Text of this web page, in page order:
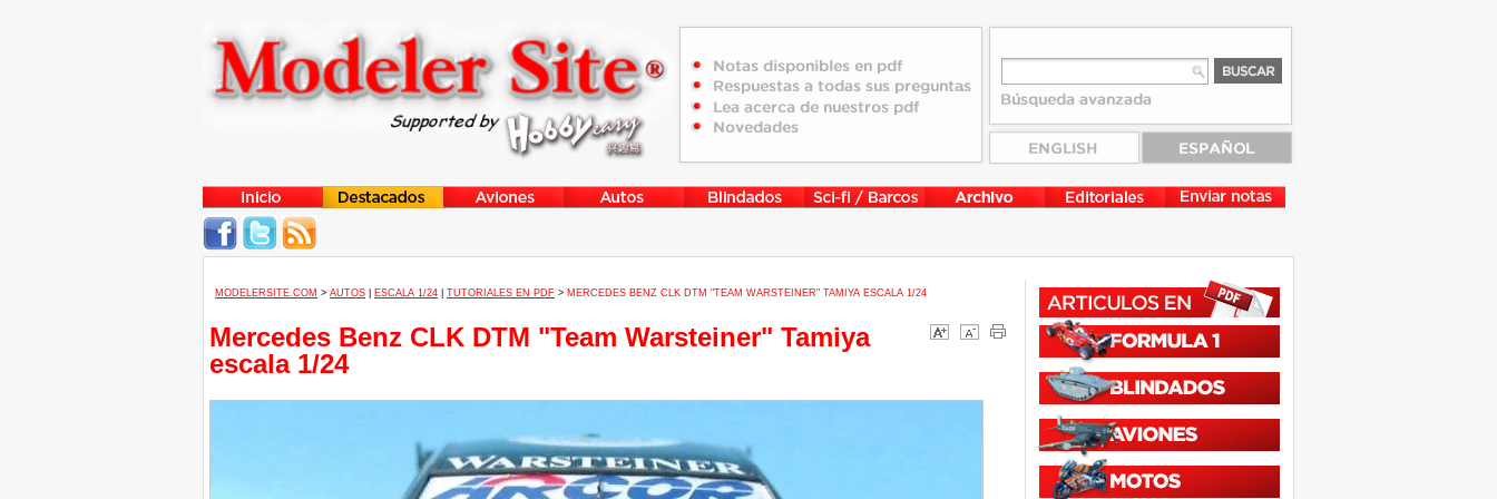
MODELERSITE.COM > AUTOS ESCALA 1/24 TUTORIALES EN PDF > MERCEDES BENZ CLK DTM "TEAM WARSTEINER" TAMIYA ESCALA 1/24
Mercedes Benz CLK DTM "Team Warsteiner" Tamiya
escala 1/24